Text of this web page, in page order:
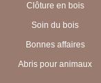
Clôture en bois
Soin du bois
Bonnes affaires
Abris pour animaux